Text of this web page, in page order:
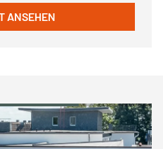
ANSEHEN